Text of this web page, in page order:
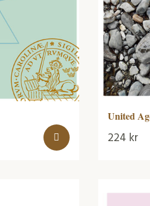
United
224 kr